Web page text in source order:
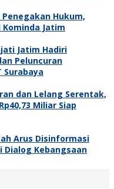
Hukum,
Jatim
Jatim Hadiri
Peluncuran
Surabaya
dan Lelang Serentak,
Miliar Siap
Arus Disinformasi
Kebangsaan